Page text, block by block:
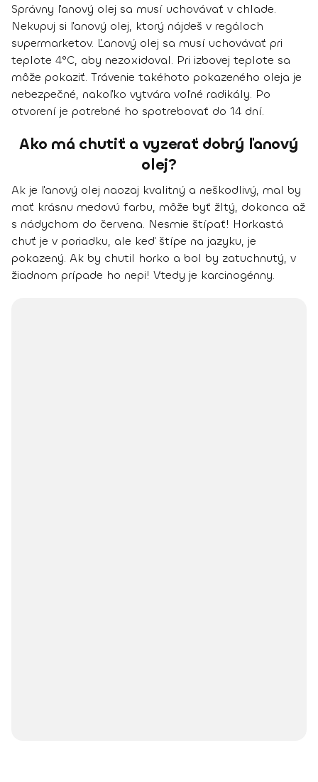
Správny ľanový olej sa musí uchovávať v chlade.
Nekupuj si ľanový olej, ktorý nájdeš v regáloch
supermarketov. Ľanový olej sa musí uchovávať pri
teplote 4°C, aby nezoxidoval. Pri izbovej teplote sa
môže pokaziť. Trávenie takéhoto pokazeného oleja je
nebezpečné, nakoľko vytvára voľné radikály. Po
otvorení je potrebné ho spotrebovať do 14 dní.
Ako má chutiť a vyzerať dobrý ľanový
olej?
Ak je ľanový olej naozaj kvalitný a neškodlivý, mal by
mať krásnu medovú farbu, môže byť žltý, dokonca až
s nádychom do červena. Nesmie štípať! Horkastá
chuť je v poriadku, ale keď štípe na jazyku, je
pokazený. Ak by chutil horko a bol by zatuchnutý, v
žiadnom prípade ho nepi! Vtedy je karcinogénny.